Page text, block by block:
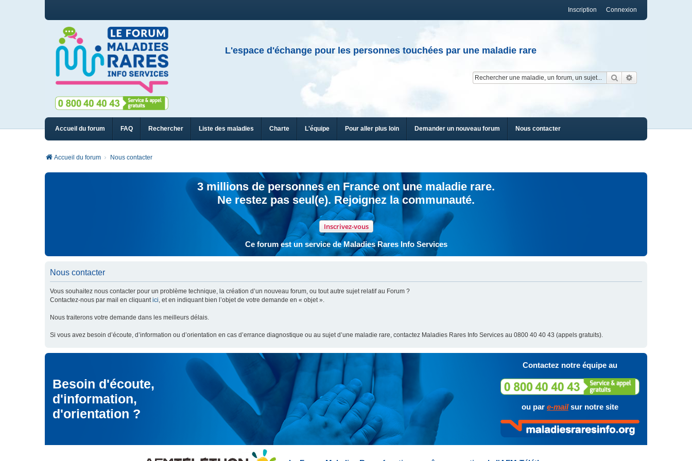
Connexion
Inscription
L'espace d'échange pour les personnes touchées par une maladie rare
Rechercher
Accueil du forum FAQ Rechercher Liste des maladies Charte L'équipe Pour aller plus loin Demander un nouveau forum Nous contacter
Accueil du forum Nous contacter
3 millions de personnes en France ont une maladie rare.
Ne restez pas seul(e). Rejoignez la communauté.
Inscrivez-vous
Ce forum est un service de Maladies Rares Info Services
Nous contacter
Vous souhaitez nous contacter pour un problème technique, la création d’un nouveau forum, ou tout autre sujet relatif au Forum ?
Contactez-nous par mail en cliquantici, et en indiquant bien l’objet de votre demande en « objet ».
Nous traiterons votre demande dans les meilleurs délais.
Si vous avez besoin d’écoute, d’information ou d’orientation en cas d’errance diagnostique ou au sujet d’une maladie rare, contactez Maladies Rares Info Services au 0800 40 40 43 (appels gratuits).
Besoin d'écoute,
d'information,
d'orientation ?
Contactez notre équipe au
ou par e-mailsur notre site